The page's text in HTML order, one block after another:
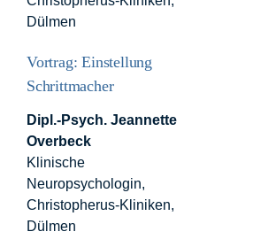
Dülmen
Vortrag: Einstellung
Schrittmacher
Dipl.-Psych. Jeannette
Overbeck
Klinische
Neuropsychologin,
Christopherus-Kliniken,
Dülmen